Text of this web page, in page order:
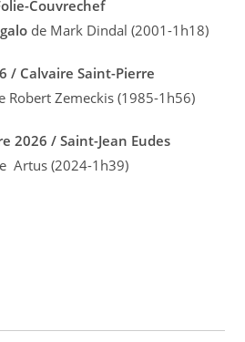
Couvrechef
de Mark Dindal (2001-1h18)
/ Calvaire Saint-Pierre
Robert Zemeckis (1985-1h56)
2026 / Saint-Jean Eudes
Artus (2024-1h39)